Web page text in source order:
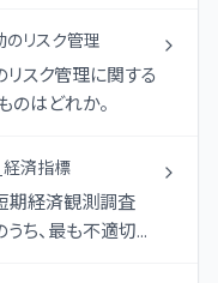
リスク管理
スク管理に関する
のはどれか。
経済指標
期経済観測調査
ち、最も不適切な